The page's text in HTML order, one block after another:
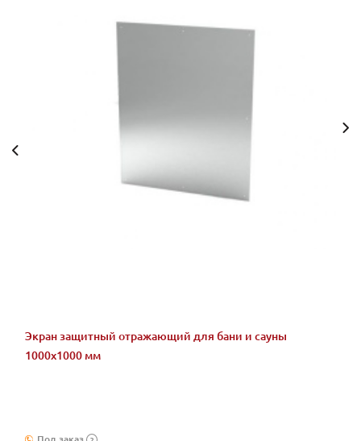
Экран защитный отражающий для бани и сауны
1000х1000 мм